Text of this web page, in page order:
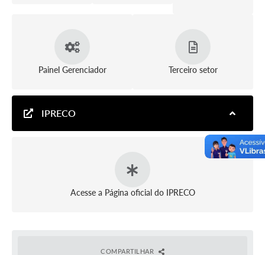
Painel Gerenciador Terceiro setor
IPRECO
Acesse a Página oficial do IPRECO
COMPARTILHAR